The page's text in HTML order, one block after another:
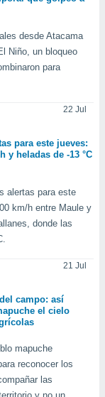
desde Atacama
Niño, un bloqueo
para
22 Jul
para este jueves:
y heladas de -13 °C
alertas para este
km/h entre Maule y
donde las
21 Jul
campo: así
el cielo
mapuche
reconocer los
las